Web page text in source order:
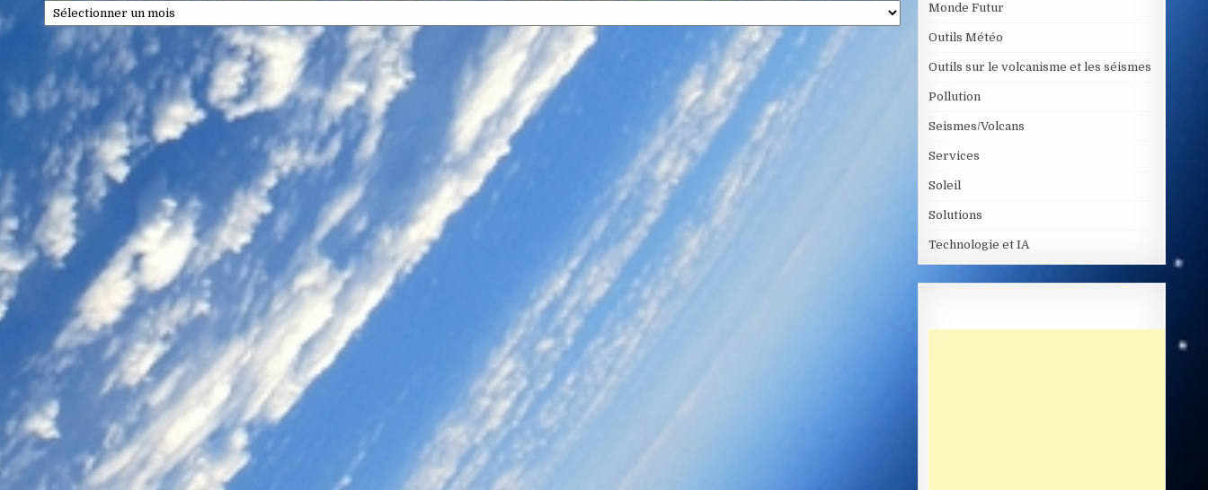
Archives Monde Futur
Outils Météo
Outils sur le volcanisme et les séismes
Pollution
Seismes/Volcans
Services
Soleil
Solutions
Technologie et IA